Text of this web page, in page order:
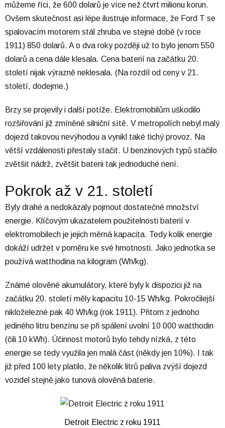
můžeme říci, že 600 dolarů je více než čtvrt milionu korun.
Ovšem skutečnost asi lépe ilustruje informace, že Ford T se
spalovacím motorem stál zhruba ve stejné době (v roce
1911) 850 dolarů. A o dva roky později už to bylo jenom 550
dolarů a cena dále klesala. Cena baterií na začátku 20.
století nijak výrazně neklesala. (Na rozdíl od ceny v 21.
století, dodejme.)
Brzy se projevily i další potíže. Elektromobilům uškodilo
rozšiřování již zmíněné silniční sítě. V metropolích nebyl malý
dojezd takovou nevýhodou a vynikl také tichý provoz. Na
větší vzdálenosti přestaly stačit. U benzinových typů stačilo
zvětšit nádrž, zvětšit baterii tak jednoduché není.
Pokrok až v 21. století
Byly drahé a nedokázaly pojmout dostatečné množství
energie. Klíčovým ukazatelem použitelnosti baterií v
elektromobilech je jejich měrná kapacita. Tedy kolik energie
dokáží udržet v poměru ke své hmotnosti. Jako jednotka se
používá watthodina na kilogram (Wh/kg).
Známé olověné akumulátory, které byly k dispozici již na
začátku 20. století měly kapacitu 10-15 Wh/kg. Pokročilejší
nikloželezné pak 40 Wh/kg (rok 1911). Přitom z jednoho
jediného litru benzínu se při spálení uvolní 10 000 watthodin
(čili 10 kWh). Účinnost motorů bylo tehdy nízká, z této
energie se tedy využila jen malá část (někdy jen 10%). I tak
již před 100 lety platilo, že několik litrů paliva zvýší dojezd
vozidel stejně jako tunová olověná baterie.
Detroit Electric z roku 1911